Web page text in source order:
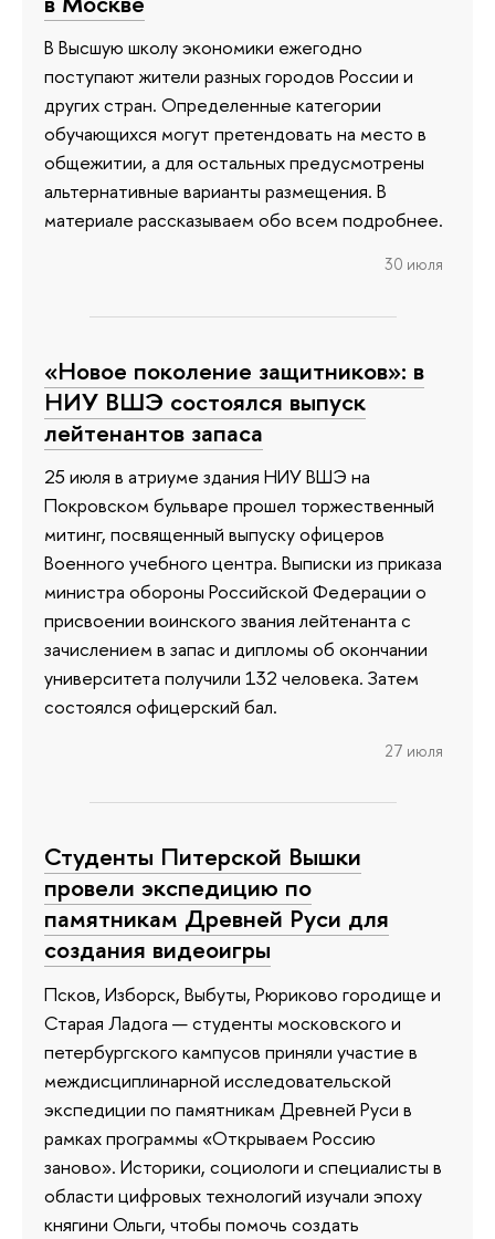
В Высшую школу экономики ежегодно
поступают жители разных городов России и
других стран. Определенные категории
обучающихся могут претендовать на место в
общежитии, а для остальных предусмотрены
альтернативные варианты размещения. В
материале рассказываем обо всем подробнее.
30 июля
«Новое поколение защитников»: в
НИУ ВШЭ состоялся выпуск
лейтенантов запаса
25 июля в атриуме здания НИУ ВШЭ на
Покровском бульваре прошел торжественный
митинг, посвященный выпуску офицеров
Военного учебного центра. Выписки из приказа
министра обороны Российской Федерации о
присвоении воинского звания лейтенанта с
зачислением в запас и дипломы об окончании
университета получили 132 человека. Затем
состоялся офицерский бал.
27 июля
Студенты Питерской Вышки
провели экспедицию по
памятникам Древней Руси для
создания видеоигры
Псков, Изборск, Выбуты, Рюриково городище и
Старая Ладога — студенты московского и
петербургского кампусов приняли участие в
междисциплинарной исследовательской
экспедиции по памятникам Древней Руси в
рамках программы «Открываем Россию
заново». Историки, социологи и специалисты в
области цифровых технологий изучали эпоху
княгини Ольги, чтобы помочь создать